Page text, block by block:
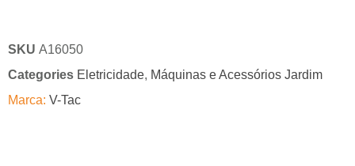
SKU A16050
Categories Eletricidade, Máquinas e Acessórios Jardim
Marca: V-Tac